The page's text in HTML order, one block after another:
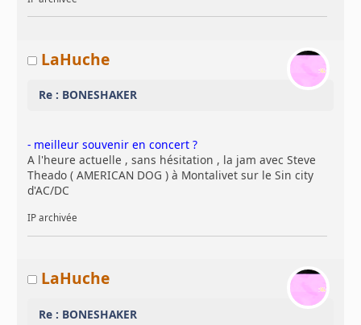
LaHuche
Re : BONESHAKER
- meilleur souvenir en concert ?
A l'heure actuelle , sans hésitation , la jam avec Steve
Theado ( AMERICAN DOG ) à Montalivet sur le Sin city
d'AC/DC
IP archivée
LaHuche
Re : BONESHAKER